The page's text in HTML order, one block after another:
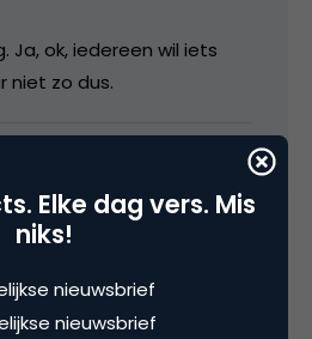
Ja, ok, iedereen wil iets
niet zo dus.
Elke dag vers. Mis
niks!
nieuwsbrief
nieuwsbrief